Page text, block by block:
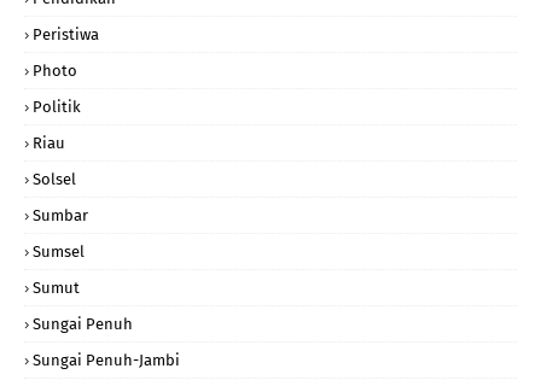
Peristiwa
Photo
Politik
Riau
Solsel
Sumbar
Sumsel
Sumut
Sungai Penuh
Sungai Penuh-Jambi